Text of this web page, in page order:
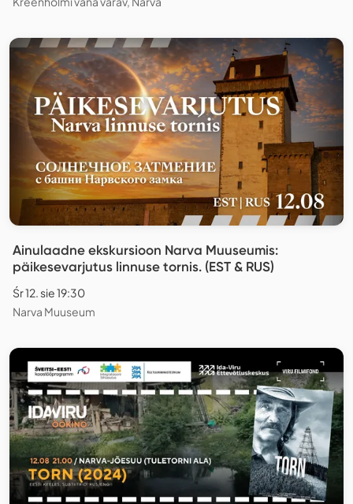
Ainulaadne ekskursioon Narva Muuseumis:
päikesevarjutus linnuse tornis. (EST & RUS)
Śr 12. sie 19:30
Narva Muuseum